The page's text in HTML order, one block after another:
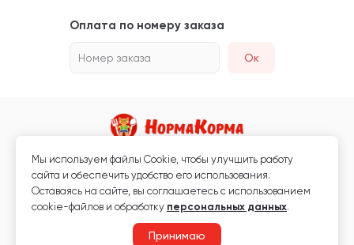
Оплата по номеру заказа
Номер заказа Ок
Магазин кормов для животных и ветаптека
Любая информация, размещённая на сайте, не является публичной
офертой.
Мы используем файлы Сookie, чтобы улучшить работу
сайта и обеспечить удобство его использования.
Оставаясь на сайте, вы соглашаетесь с использованием
cookie-файлов и обработку персональных данных.
Принимаю